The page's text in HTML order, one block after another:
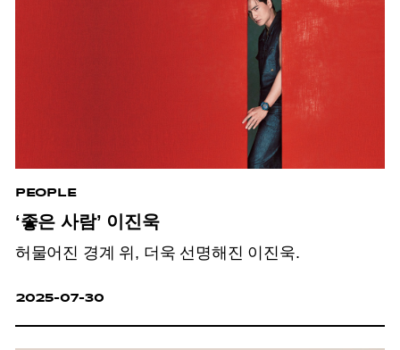
PEOPLE
‘좋은 사람’ 이진욱
허물어진 경계 위, 더욱 선명해진 이진욱.
2025-07-30